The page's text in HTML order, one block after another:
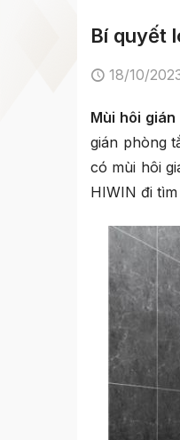
Bí quyết
18/10/
Mùi hôi
gián phòng
có mùi hôi
HIWIN đi